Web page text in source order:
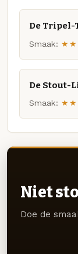
De Tripel-
Smaak:
De Stout-
Smaak:
Niet
Doe de